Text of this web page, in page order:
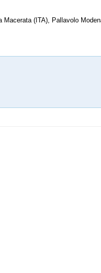
(ITA), Pallavolo